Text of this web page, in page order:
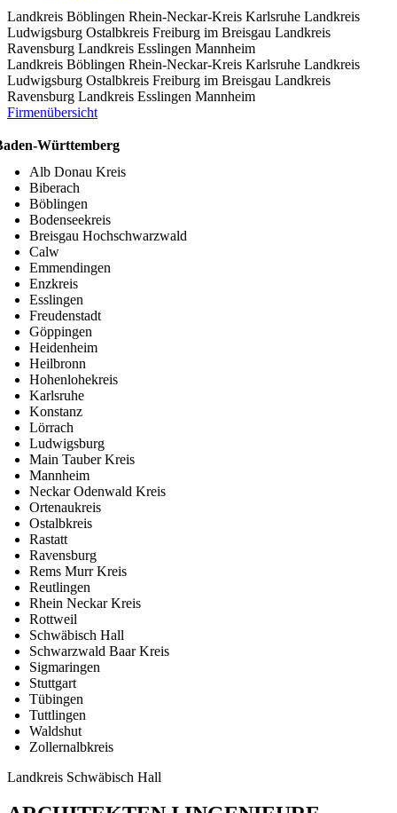
Landkreis Böblingen Rhein-Neckar-Kreis Karlsruhe Landkreis
Ludwigsburg Ostalbkreis Freiburg im Breisgau Landkreis
Ravensburg Landkreis Esslingen Mannheim
Landkreis Böblingen Rhein-Neckar-Kreis Karlsruhe Landkreis
Ludwigsburg Ostalbkreis Freiburg im Breisgau Landkreis
Ravensburg Landkreis Esslingen Mannheim
Firmenübersicht
Württemberg
Alb Donau Kreis
Biberach
Böblingen
Bodenseekreis
Breisgau Hochschwarzwald
Calw
Emmendingen
Enzkreis
Esslingen
Freudenstadt
Göppingen
Heidenheim
Heilbronn
Hohenlohekreis
Karlsruhe
Konstanz
Lörrach
Ludwigsburg
Main Tauber Kreis
Mannheim
Neckar Odenwald Kreis
Ortenaukreis
Ostalbkreis
Rastatt
Ravensburg
Rems Murr Kreis
Reutlingen
Rhein Neckar Kreis
Rottweil
Schwäbisch Hall
Schwarzwald Baar Kreis
Sigmaringen
Stuttgart
Tübingen
Tuttlingen
Waldshut
Zollernalbkreis
Landkreis Schwäbisch Hall